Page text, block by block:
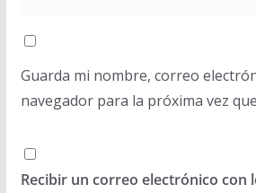
Guarda mi nombre, correo
navegador para la próxima vez
Recibir un correo electrónico con